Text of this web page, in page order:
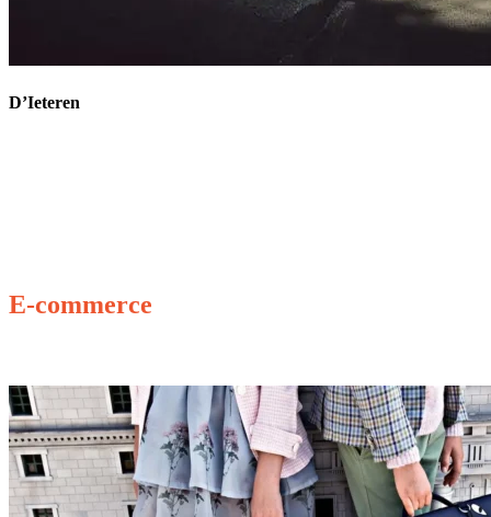
D’Ieteren
E-commerce